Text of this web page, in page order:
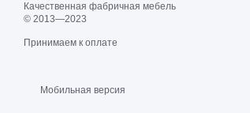
Качественная фабричная мебель
© 2013—2023
Принимаем к оплате
Мобильная версия